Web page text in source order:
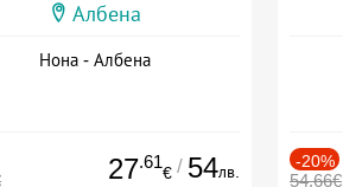
Албена
Нона - Албена
27.61
€ / 54лв.
-20%
54.66€